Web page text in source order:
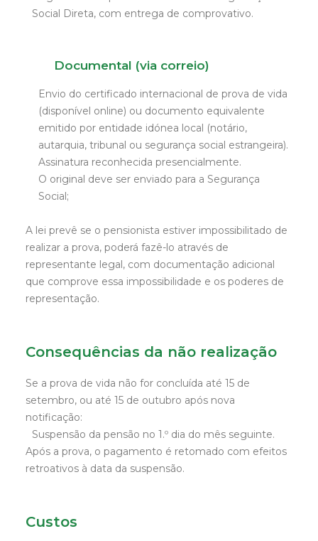
Social Direta, com entrega de comprovativo.
Documental (via correio)
Envio do certificado internacional de prova de vida
(disponível online) ou documento equivalente
emitido por entidade idónea local (notário,
autarquia, tribunal ou segurança social estrangeira).
Assinatura reconhecida presencialmente.
O original deve ser enviado para a Segurança
Social;
A lei prevê se o pensionista estiver impossibilitado de
realizar a prova, poderá fazê-lo através de
representante legal, com documentação adicional
que comprove essa impossibilidade e os poderes de
representação.
Consequências da não realização
Se a prova de vida não for concluída até 15 de
setembro, ou até 15 de outubro após nova
notificação:
Suspensão da pensão no 1.º dia do mês seguinte.
Após a prova, o pagamento é retomado com efeitos
retroativos à data da suspensão.
Custos